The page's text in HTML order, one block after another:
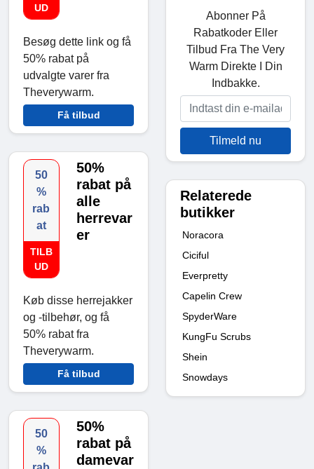
UD
Besøg dette link og få
50% rabat på
udvalgte varer fra
Theverywarm.
Få tilbud
50
%
rab
at
TILB
UD
50%
rabat på
alle
herrevar
er
Køb disse herrejakker
og -tilbehør, og få
50% rabat fra
Theverywarm.
Få tilbud
50
%
50%
rabat på
damevar
Abonner På
Rabatkoder Eller
Tilbud Fra The Very
Warm Direkte I Din
Indbakke.
Tilmeld nu
Relaterede
butikker
Noracora
Ciciful
Everpretty
Capelin Crew
SpyderWare
KungFu Scrubs
Shein
Snowdays